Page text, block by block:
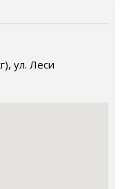
ул. Леси